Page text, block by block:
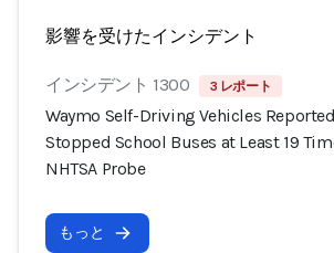
影響を受けたインシデント
インシデント 1300 3 レポート
Waymo Self-Driving Vehicles
Stopped School Buses at Least 19
NHTSA Probe
もっと